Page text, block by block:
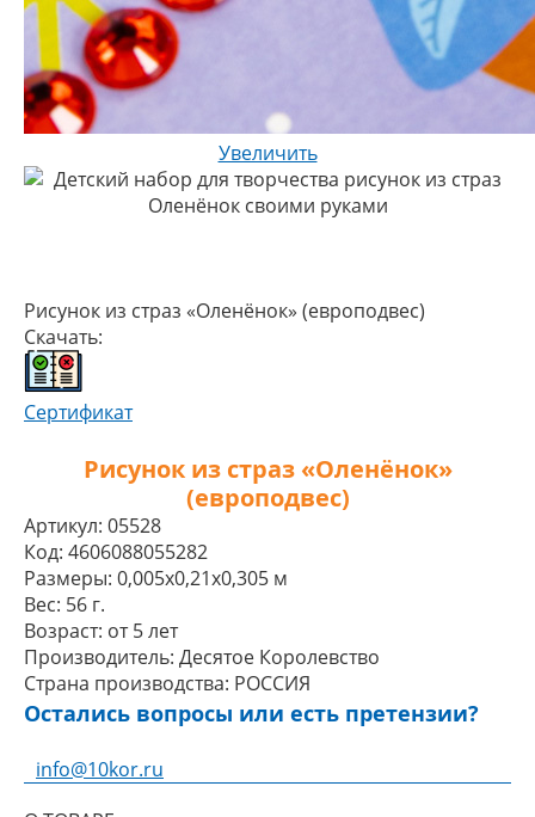
Увеличить
Рисунок из страз «Оленёнок» (европодвес)
Скачать:
Сертификат
Рисунок из страз «Оленёнок»
(европодвес)
Артикул: 05528
Код: 4606088055282
Размеры: 0,005x0,21x0,305 м
Вес: 56 г.
Возраст: от 5 лет
Производитель: Десятое Королевство
Страна производства: РОССИЯ
Остались вопросы или есть претензии?
info@10kor.ru